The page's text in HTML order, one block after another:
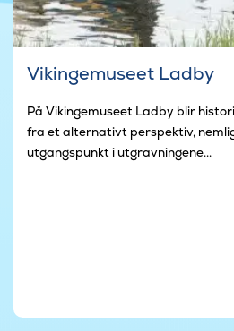
Vikingemuseet Ladby
På Vikingemuseet Ladby blir
fra et alternativt perspektiv,
utgangspunkt i utgravningene...